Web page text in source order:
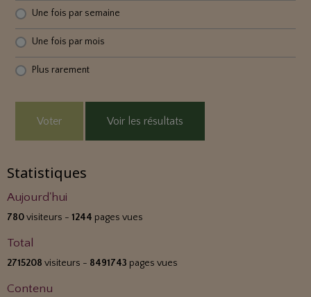
Une fois par semaine
Une fois par mois
Plus rarement
Voter Voir les résultats
Statistiques
Aujourd'hui
780visiteurs - 1244 pages vues
Total
2715208 visiteurs - 8491743 pages vues
Contenu